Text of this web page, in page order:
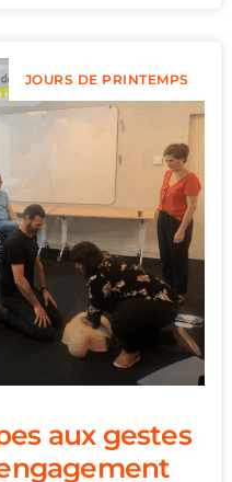
JOURS DE PRINTEMPS
aux gestes